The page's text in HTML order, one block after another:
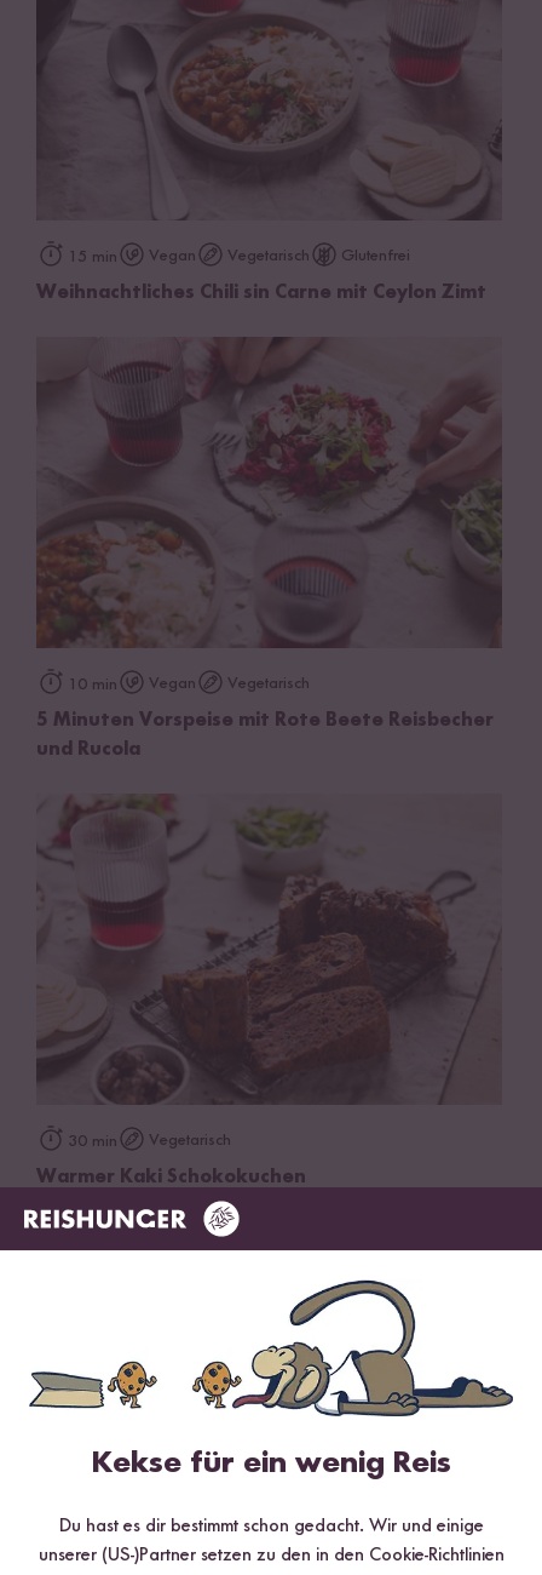
15 min Vegan Vegetarisch Glutenfrei
Weihnachtliches Chili sin Carne mit Ceylon Zimt
10 min Vegan Vegetarisch
5 Minuten Vorspeise mit Rote Beete Reisbecher
und Rucola
30 min Vegetarisch
Warmer Kaki Schokokuchen
30 min
Kekse für ein wenig Reis
Du hast es dir bestimmt schon gedacht. Wir und einige
unserer (US-)Partner setzen zu den in den Cookie-Richtlinien